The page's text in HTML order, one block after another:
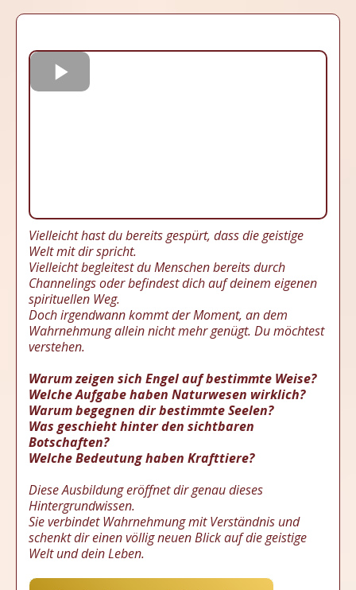
Vielleicht hast du bereits gespürt, dass die geistige
Welt mit dir spricht.
Vielleicht begleitest du Menschen bereits durch
Channelings oder befindest dich auf deinem eigenen
spirituellen Weg.
Doch irgendwann kommt der Moment, an dem
Wahrnehmung allein nicht mehr genügt. Du möchtest
verstehen.
Warum zeigen sich Engel auf bestimmte Weise?
Welche Aufgabe haben Naturwesen wirklich?
Warum begegnen dir bestimmte Seelen?
Was geschieht hinter den sichtbaren
Botschaften?
Welche Bedeutung haben Krafttiere?
Diese Ausbildung eröffnet dir genau dieses
Hintergrundwissen.
Sie verbindet Wahrnehmung mit Verständnis und
schenkt dir einen völlig neuen Blick auf die geistige
Welt und dein Leben.